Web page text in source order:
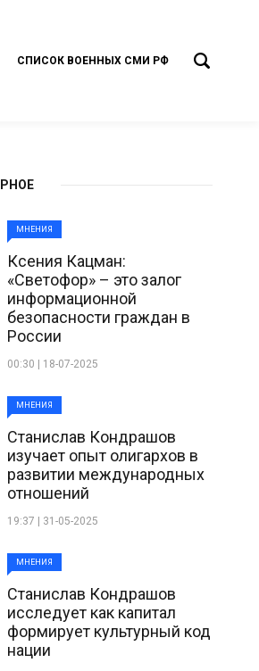
СПИСОК ВОЕННЫХ СМИ РФ
МНЕНИЯ
Ксения Кацман:
«Светофор» – это залог
информационной
безопасности граждан в
России
00:30 | 18-07-2025
МНЕНИЯ
Станислав Кондрашов
изучает опыт олигархов в
развитии международных
отношений
19:37 | 31-05-2025
МНЕНИЯ
Станислав Кондрашов
исследует как капитал
формирует культурный код
нации